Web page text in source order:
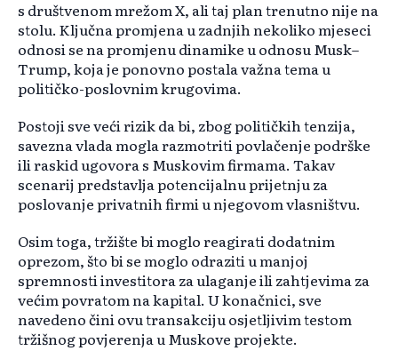
s društvenom mrežom X, ali taj plan trenutno nije na
stolu. Ključna promjena u zadnjih nekoliko mjeseci
odnosi se na promjenu dinamike u odnosu Musk–
Trump, koja je ponovno postala važna tema u
političko-poslovnim krugovima.
Postoji sve veći rizik da bi, zbog političkih tenzija,
savezna vlada mogla razmotriti povlačenje podrške
ili raskid ugovora s Muskovim firmama. Takav
scenarij predstavlja potencijalnu prijetnju za
poslovanje privatnih firmi u njegovom vlasništvu.
Osim toga, tržište bi moglo reagirati dodatnim
oprezom, što bi se moglo odraziti u manjoj
spremnosti investitora za ulaganje ili zahtjevima za
većim povratom na kapital. U konačnici, sve
navedeno čini ovu transakciju osjetljivim testom
tržišnog povjerenja u Muskove projekte.